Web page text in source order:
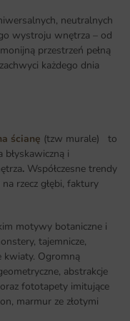
neutralnych
wystroju wnętrza – od
przestrzeń pełną
każdego dnia
ścianę (tzw murale) to
i
. Współczesne trendy
rzecz głębi, faktury
motywy botaniczne i
tajemnicze,
kwiaty. Ogromną
abstrakcje
fototapety imitujące
marmur ze złotymi